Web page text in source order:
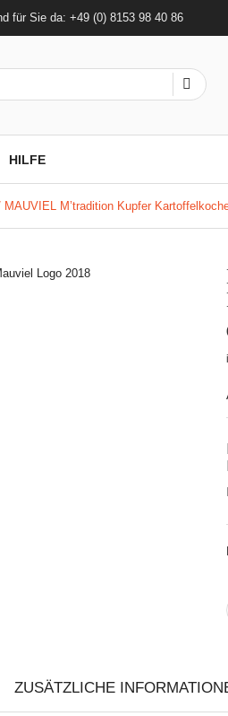
für Sie da: +49 (0) 8153 98 40 86
HILFE
MAUVIEL M’tradition Kupfer
ZUSÄTZLICHE